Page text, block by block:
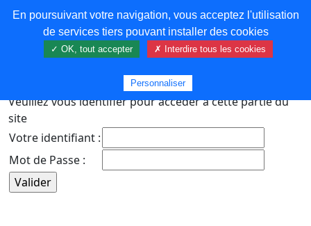
COREMA
Veuillez vous identifier pour accéder à cette partie du
site
Votre identifiant :
Mot de Passe :
En poursuivant votre navigation, vous acceptez l'utilisation
de services tiers pouvant installer des cookies
✓ OK, tout accepter ✗ Interdire tous les cookies
Personnaliser